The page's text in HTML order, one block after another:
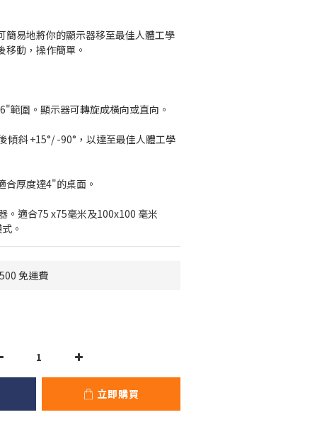
簡易地將你的顯示器移至最佳人體工學
移動，操作簡單。
範圍。顯示器可轉旋成橫向或直向。
傾斜 +15°/ -90°，以達至最佳人體工學
合厚度達4"的桌面。
。適合75 x75毫米及100x100 毫米
。
免運費
立即購買